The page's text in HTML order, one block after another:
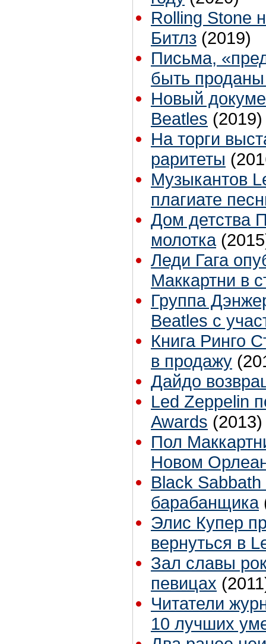
Rolling Stone
Битлз (2019)
Письма,
быть
Новый
Beatles (2019)
На торги
раритеты
Музыкантов
плагиате
Дом детства
молотка
Леди Гага
Маккартни в
Группа
Beatles с
Книга Ринго
в продажу
Дайдо
Led Zeppelin
Awards (2013)
Пол
Новом
Black Sabbath
барабанщика
Элис Купер
вернуться в
Зал славы
певицах
Читатели
10 лучших